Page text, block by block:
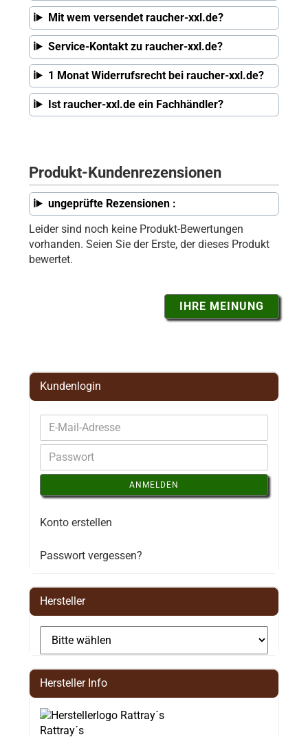
Mit wem versendet raucher-xxl.de?
Service-Kontakt zu raucher-xxl.de?
1 Monat Widerrufsrecht bei raucher-xxl.de?
Ist raucher-xxl.de ein Fachhändler?
Produkt-Kundenrezensionen
ungeprüfte Rezensionen :
Leider sind noch keine Produkt-Bewertungen
vorhanden. Seien Sie der Erste, der dieses Produkt
bewertet.
IHRE MEINUNG
Kundenlogin
ANMELDEN
Konto erstellen
Passwort vergessen?
Hersteller
Hersteller Info
Rattray´s